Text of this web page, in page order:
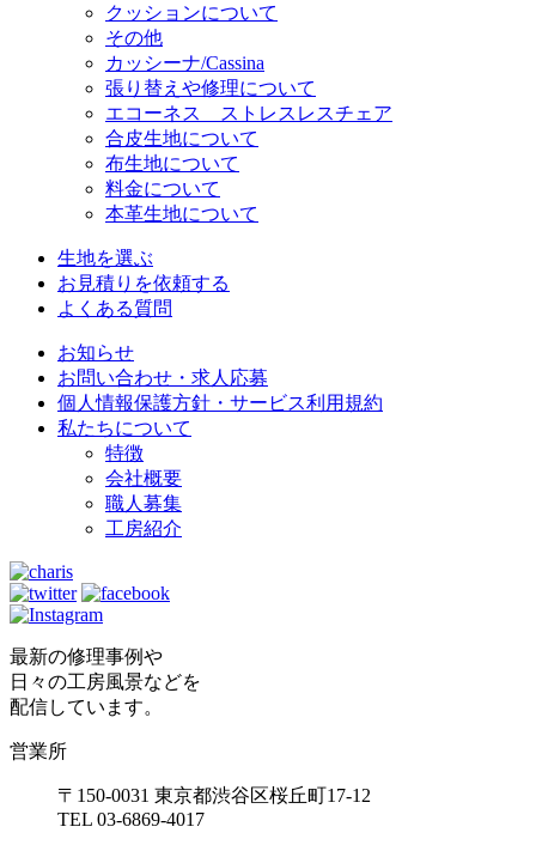
クッションについて
その他
カッシーナ/Cassina
張り替えや修理について
エコーネス ストレスレスチェア
合皮生地について
布生地について
料金について
本革生地について
生地を選ぶ
お見積りを依頼する
よくある質問
お知らせ
お問い合わせ・求人応募
個人情報保護方針・サービス利用規約
私たちについて
特徴
会社概要
職人募集
工房紹介
最新の修理事例や
日々の工房風景などを
配信しています。
営業所
〒150-0031 東京都渋谷区桜丘町17-12
TEL 03-6869-4017